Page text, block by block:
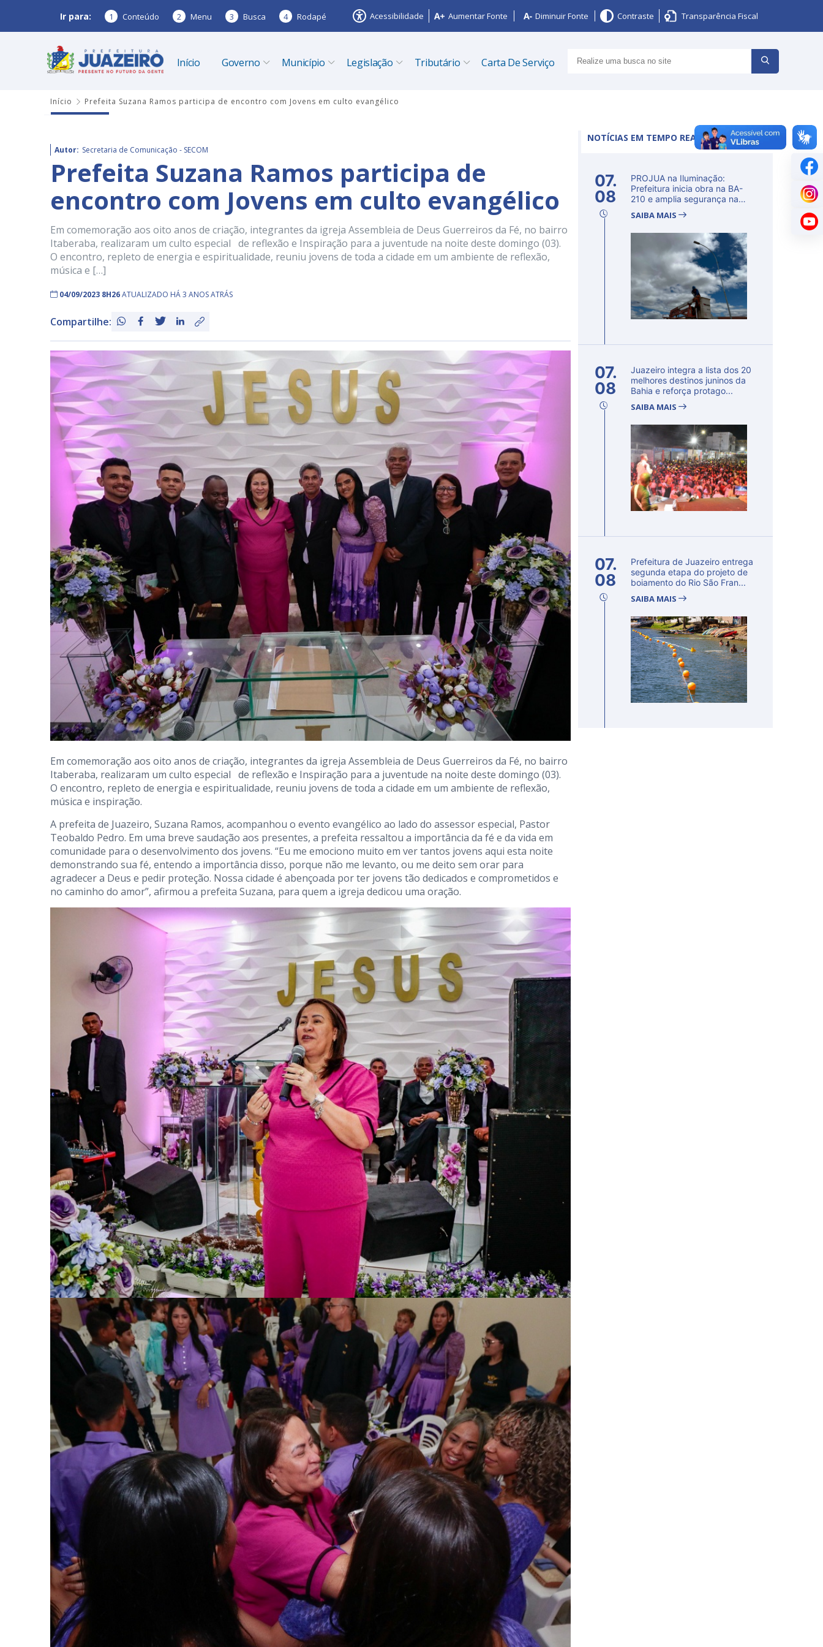
Ir para: 1 Conteúdo 2 Menu 3 Busca 4 Rodapé Acessibilidade Aumentar Fonte Diminuir Fonte Contraste Transparência Fiscal
Início Governo Município Legislação Tributário Carta De Serviço
Início Prefeita Suzana Ramos participa de encontro com Jovens em culto evangélico
Autor: Secretaria de Comunicação - SECOM
Prefeita Suzana Ramos participa de
encontro com Jovens em culto evangélico
Em comemoração aos oito anos de criação, integrantes da igreja Assembleia de Deus Guerreiros da Fé, no bairro
Itaberaba, realizaram um culto especial de reflexão e Inspiração para a juventude na noite deste domingo (03).
O encontro, repleto de energia e espiritualidade, reuniu jovens de toda a cidade em um ambiente de reflexão,
música e […]
04/09/2023 8H26ATUALIZADO HÁ 3 ANOS ATRÁS
Compartilhe:
Em comemoração aos oito anos de criação, integrantes da igreja Assembleia de Deus Guerreiros da Fé, no bairro
Itaberaba, realizaram um culto especial de reflexão e Inspiração para a juventude na noite deste domingo (03).
O encontro, repleto de energia e espiritualidade, reuniu jovens de toda a cidade em um ambiente de reflexão,
música e inspiração.
A prefeita de Juazeiro, Suzana Ramos, acompanhou o evento evangélico ao lado do assessor especial, Pastor
Teobaldo Pedro. Em uma breve saudação aos presentes, a prefeita ressaltou a importância da fé e da vida em
comunidade para o desenvolvimento dos jovens. “Eu me emociono muito em ver tantos jovens aqui esta noite
demonstrando sua fé, entendo a importância disso, porque não me levanto, ou me deito sem orar para
agradecer a Deus e pedir proteção. Nossa cidade é abençoada por ter jovens tão dedicados e comprometidos e
no caminho do amor”, afirmou a prefeita Suzana, para quem a igreja dedicou uma oração.
NOTÍCIAS EM TEMPO REAL
07.
08
PROJUA na Iluminação:
Prefeitura inicia obra na BA-
210 e amplia segurança na
SAIBA MAIS
07.
08
Juazeiro integra a lista dos 20
melhores destinos juninos da
Bahia e reforça protago...
SAIBA MAIS
07.
08
Prefeitura de Juazeiro entrega
segunda etapa do projeto de
boiamento do Rio São Fran...
SAIBA MAIS